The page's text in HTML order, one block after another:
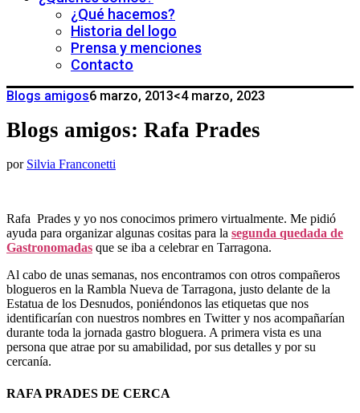
¿Qué hacemos?
Historia del logo
Prensa y menciones
Contacto
Blogs amigos6 marzo, 2013<4 marzo, 2023
Blogs amigos: Rafa Prades
por Silvia Franconetti
Rafa Prades y yo nos conocimos primero virtualmente. Me pidió
ayuda para organizar algunas cositas para la segunda quedada de
Gastronomadas que se iba a celebrar en Tarragona.
Al cabo de unas semanas, nos encontramos con otros compañeros
blogueros en la Rambla Nueva de Tarragona, justo delante de la
Estatua de los Desnudos, poniéndonos las etiquetas que nos
identificarían con nuestros nombres en Twitter y nos acompañarían
durante toda la jornada gastro bloguera. A primera vista es una
persona que atrae por su amabilidad, por sus detalles y por su
cercanía.
RAFA PRADES DE CERCA